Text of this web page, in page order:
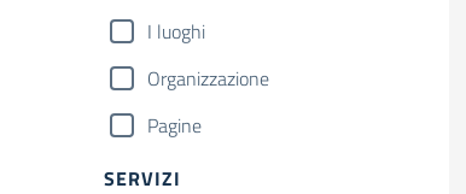
I luoghi
Organizzazione
Pagine
SERVIZI